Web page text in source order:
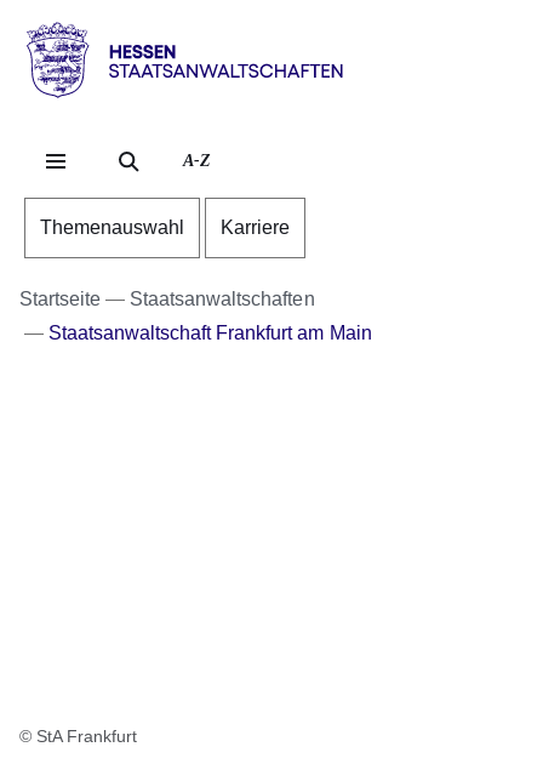
Direkt zum Kopf der
Direkt zum Inhalt
Direkt zum Fuß der
Hessen
Staatsanwaltschaften
A-Z
Themenauswahl Karriere
Startseite
Staatsanwaltschaften
Staatsanwaltschaft Frankfurt am Main
© StA Frankfurt